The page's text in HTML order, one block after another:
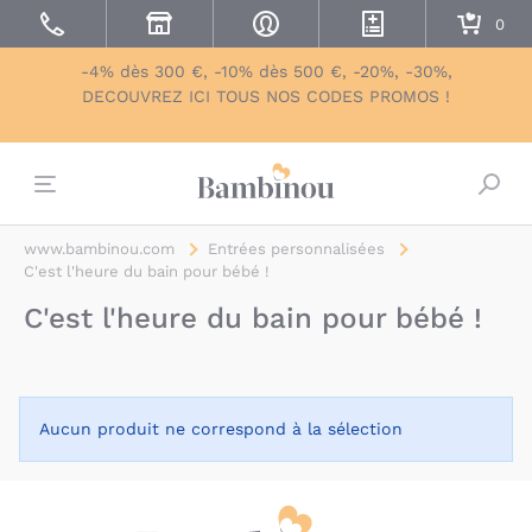
-4% dès 300 €, -10% dès 500 €, -20%, -30%,
DECOUVREZ ICI TOUS NOS CODES PROMOS !
www.bambinou.com
Entrées personnalisées
C'est l'heure du bain pour bébé !
C'est l'heure du bain pour bébé !
Aucun produit ne correspond à la sélection